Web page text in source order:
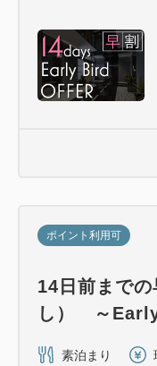
ポイント利用可
14日前まで
し） ～
素泊まり